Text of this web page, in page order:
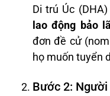
Di trú Úc
lao động bảo
đơn đề cử
họ muốn tuyển
Bước 2: